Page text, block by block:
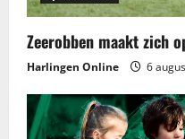
t
i
e
Zeerobben maakt zich
Harlingen Online 6